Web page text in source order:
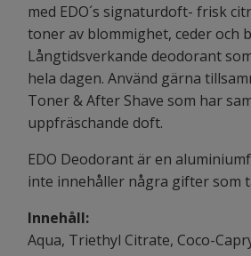
med EDO´s signaturdoft- frisk
toner av blommighet, ceder och
Långtidsverkande deodorant
hela dagen. Använd gärna
Toner & After Shave som har
uppfräschande doft.
EDO Deodorant är en
inte innehåller några gifter som
Innehåll:
Aqua, Triethyl Citrate, Coco-